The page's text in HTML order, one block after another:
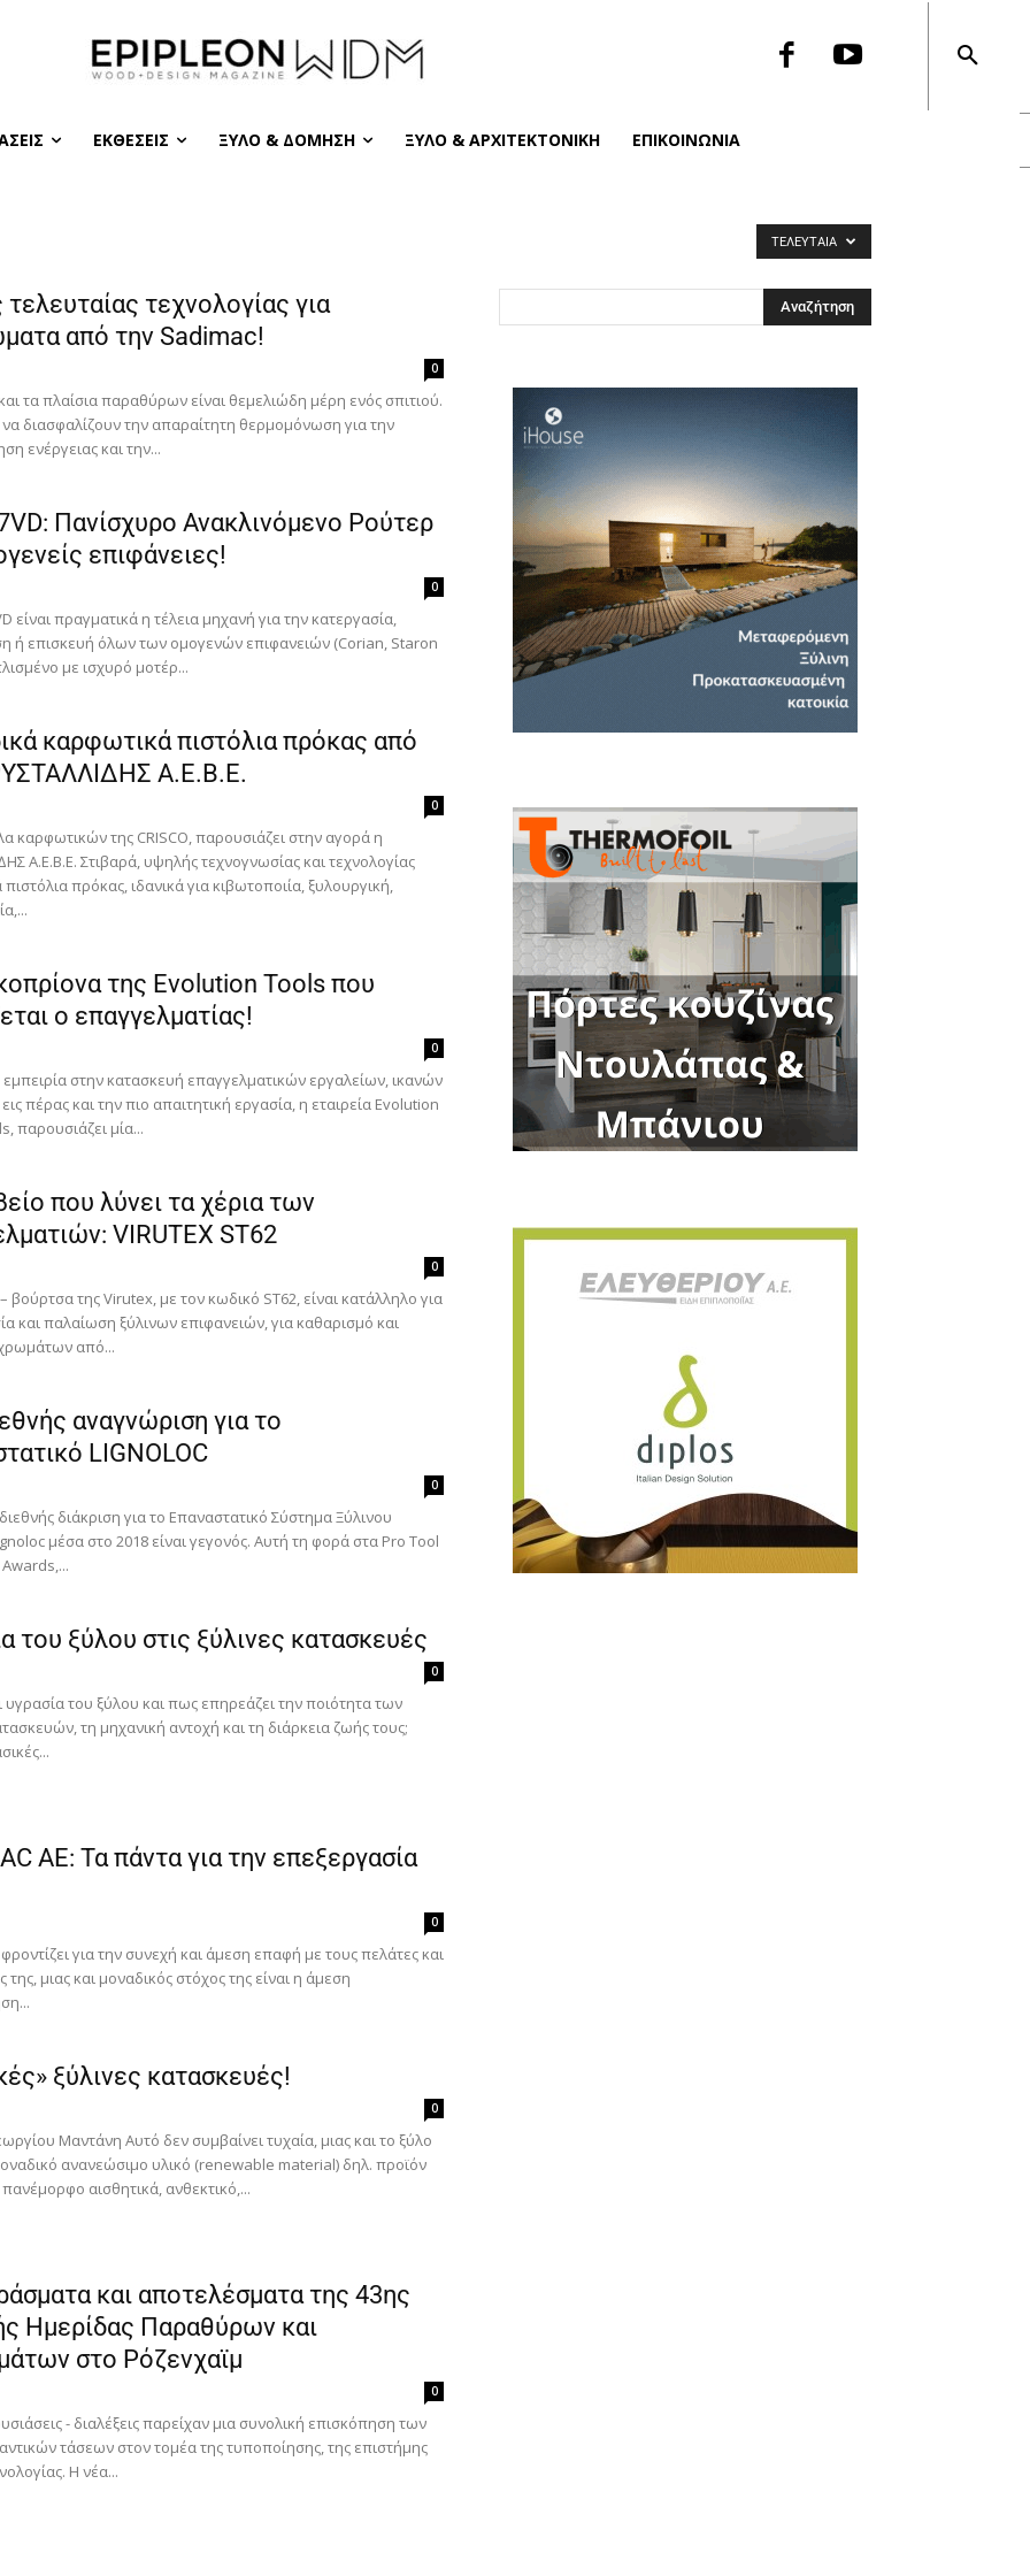
ΕΚΘΈΣΕΙΣ ΞΎΛΟ & ΔΌΜΗΣΗ ΞΎΛΟ & ΑΡΧΙΤΕΚΤΟΝΙΚΉ ΕΠΙΚΟΙΝΩΝΙΑ
ΤΕΛΕΥΤΑΊΑ
τελευταίας τεχνολογίας για
από την Sadimac!
0
τα πλαίσια παραθύρων είναι θεμελιώδη μέρη ενός σπιτιού.
διασφαλίζουν την απαραίτητη θερμομόνωση για την
ενέργειας και την...
Πανίσχυρο Ανακλινόμενο Ρούτερ
επιφάνειες!
0
είναι πραγματικά η τέλεια μηχανή για την κατεργασία,
ή επισκευή όλων των ομογενών επιφανειών (Corian, Staron
με ισχυρό μοτέρ...
καρφωτικά πιστόλια πρόκας από
Α.Ε.Β.Ε.
0
καρφωτικών της CRISCO, παρουσιάζει στην αγορά η
Α.Ε.Β.Ε. Στιβαρά, υψηλής τεχνογνωσίας και τεχνολογίας
πρόκας, ιδανικά για κιβωτοποιία, ξυλουργική,
της Evolution Tools που
ο επαγγελματίας!
0
στην κατασκευή επαγγελματικών εργαλείων, ικανών
πέρας και την πιο απαιτητική εργασία, η εταιρεία Evolution
παρουσιάζει μία...
που λύνει τα χέρια των
VIRUTEX ST62
0
βούρτσα της Virutex, με τον κωδικό ST62, είναι κατάλληλο για
και παλαίωση ξύλινων επιφανειών, για καθαρισμό και
από...
αναγνώριση για το
LIGNOLOC
0
διάκριση για το Επαναστατικό Σύστημα Ξύλινου
μέσα στο 2018 είναι γεγονός. Αυτή τη φορά στα Pro Tool
του ξύλου στις ξύλινες κατασκευές
0
υγρασία του ξύλου και πως επηρεάζει την ποιότητα των
τη μηχανική αντοχή και τη διάρκεια ζωής τους;
AE: Τα πάντα για την επεξεργασία
0
φροντίζει για την συνεχή και άμεση επαφή με τους πελάτες και
της, μιας και μοναδικός στόχος της είναι η άμεση
ξύλινες κατασκευές!
0
Μαντάνη Αυτό δεν συμβαίνει τυχαία, μιας και το ξύλο
ανανεώσιμο υλικό (renewable material) δηλ. προϊόν
πανέμορφο αισθητικά, ανθεκτικό,...
και αποτελέσματα της 43ης
Ημερίδας Παραθύρων και
στο Ρόζενχαϊμ
0
- διαλέξεις παρείχαν μια συνολική επισκόπηση των
τάσεων στον τομέα της τυποποίησης, της επιστήμης
Η νέα...
this
Για να μαθαίνετε πρώτοι τα νέα και όλες τις τάσεις του
Email
Γράψτε εδώ το email σας